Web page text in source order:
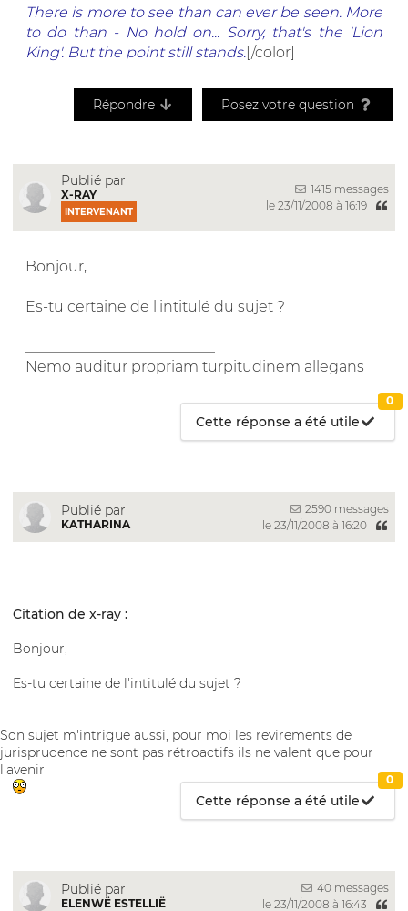
There is more to see than can ever be seen. More
to do than - No hold on... Sorry, that's the 'Lion
King'. But the point still stands.[/color]
Répondre Posez votre question
Publié par
X-RAY
INTERVENANT
1415 messages
le 23/11/2008 à 16:19
Bonjour,
Es-tu certaine de l'intitulé du sujet ?
Nemo auditur propriam turpitudinem allegans
Cette réponse a été utile
0
Publié par
KATHARINA
2590 messages
le 23/11/2008 à 16:20
Citation de x-ray :
Bonjour,
Es-tu certaine de l'intitulé du sujet ?
Son sujet m'intrigue aussi, pour moi les revirements de
jurisprudence ne sont pas rétroactifs ils ne valent que pour
l'avenir
Cette réponse a été utile
0
Publié par
ELENWË ESTELLIË
40 messages
le 23/11/2008 à 16:43